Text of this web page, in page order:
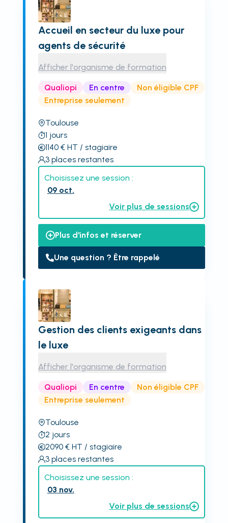
Accueil en secteur du luxe pour
agents de sécurité
Afficher l'organisme de formation
Qualiopi En centre
Non éligible CPF
Entreprise seulement
Toulouse
1 jours
1140€ HT / stagiaire
3 places restantes
Choisissez une session :
09 oct.
Voir plus de sessions
Plus d'infos et réserver
Une question ? Être rappelé
Gestion des clients exigeants dans
le luxe
Afficher l'organisme de formation
Qualiopi En centre
Non éligible CPF
Entreprise seulement
Toulouse
2 jours
2090€ HT / stagiaire
3 places restantes
Choisissez une session :
03 nov.
Voir plus de sessions